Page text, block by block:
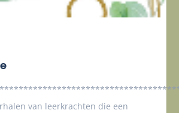
van leerkrachten die een